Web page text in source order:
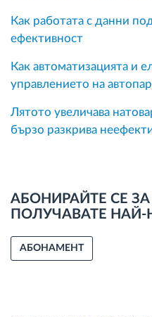
Как работата с данни
ефективност
Как автоматизацията и
управлението на
Лятото увеличава
бързо разкрива
АБОНИРАЙТЕ СЕ
ПОЛУЧАВАТЕ
АБОНАМЕНТ